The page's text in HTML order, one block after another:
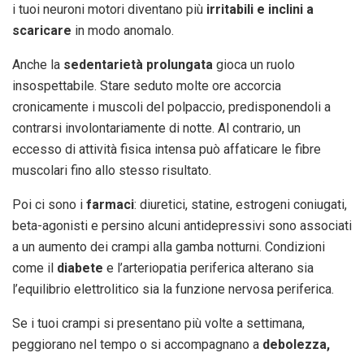
i tuoi neuroni motori diventano più irritabili e inclini a
scaricare in modo anomalo.
Anche la sedentarietà prolungata gioca un ruolo
insospettabile. Stare seduto molte ore accorcia
cronicamente i muscoli del polpaccio, predisponendoli a
contrarsi involontariamente di notte. Al contrario, un
eccesso di attività fisica intensa può affaticare le fibre
muscolari fino allo stesso risultato.
Poi ci sono i farmaci: diuretici, statine, estrogeni coniugati,
beta-agonisti e persino alcuni antidepressivi sono associati
a un aumento dei crampi alla gamba notturni. Condizioni
come il diabete e l’arteriopatia periferica alterano sia
l’equilibrio elettrolitico sia la funzione nervosa periferica.
Se i tuoi crampi si presentano più volte a settimana,
peggiorano nel tempo o si accompagnano a debolezza,